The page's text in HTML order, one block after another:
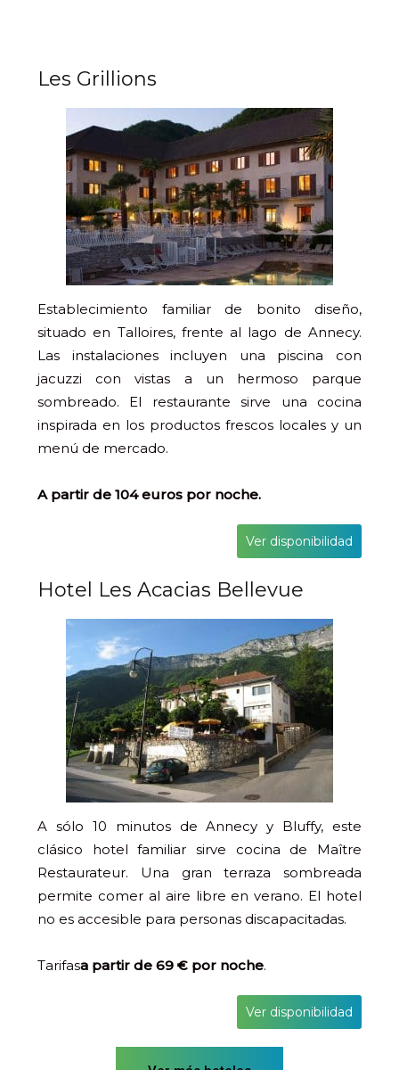
Les Grillions
Establecimiento familiar de bonito diseño,
situado en Talloires, frente al lago de Annecy.
Las instalaciones incluyen una piscina con
jacuzzi con vistas a un hermoso parque
sombreado. El restaurante sirve una cocina
inspirada en los productos frescos locales y un
menú de mercado.
A partir de 104 euros por noche.
Ver disponibilidad
Hotel Les Acacias Bellevue
A sólo 10 minutos de Annecy y Bluffy, este
clásico hotel familiar sirve cocina de Maître
Restaurateur. Una gran terraza sombreada
permite comer al aire libre en verano. El hotel
no es accesible para personas discapacitadas.
Tarifasa partir de 69 € por noche.
Ver disponibilidad